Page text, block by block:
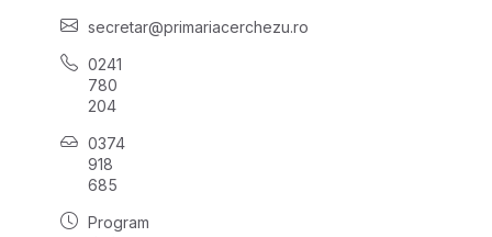
secretar@primariacerchezu.ro
0241
780
204
0374
918
685
Program